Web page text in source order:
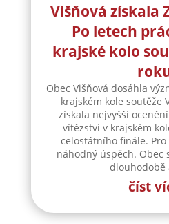
Višňová získala
Po letech
krajské kolo
Obec Višňová dosáhla
krajském kole soutěže
získala nejvyšší
vítězství v krajském
celostátního finále.
náhodný úspěch. Obec
dlouhodobě
číst